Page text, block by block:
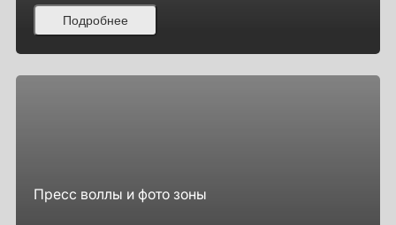
Подробнее
Пресс воллы и фото зоны